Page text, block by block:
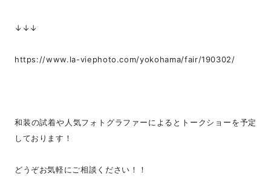
↓↓↓
https://www.la-viephoto.com/yokohama/fair/190302/
和装の試着や人気フォトグラファーによるとトークショーを予定
しております！
どうぞお気軽にご相談ください！！